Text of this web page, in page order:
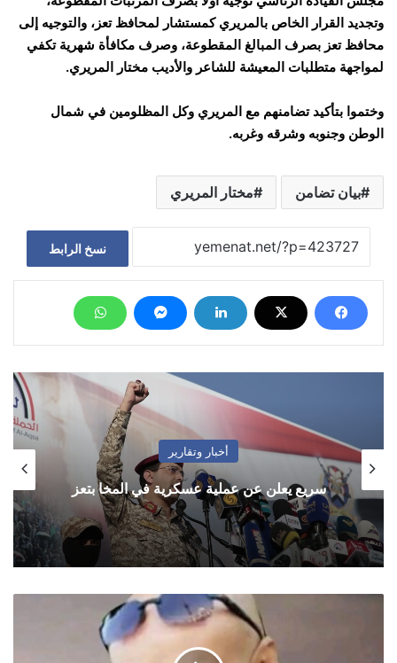
وتجديد القرار الخاص بالمريري كمستشار لمحافظ تعز، والتوجيه إلى
محافظ تعز بصرف المبالغ المقطوعة، وصرف مكافأة شهرية تكفي
لمواجهة متطلبات المعيشة للشاعر والأديب مختار المريري.
وختموا بتأكيد تضامنهم مع المريري وكل المظلومين في شمال
الوطن وجنوبه وشرقه وغربه.
بيان تضامن مختار المريري
نسخ الرابط
أخبار وتقارير
سريع يعلن عن عملية عسكرية في المخا بتعز
الرقم